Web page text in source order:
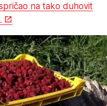
na tako duhovit